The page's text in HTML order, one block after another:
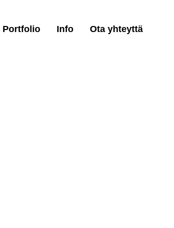
Portfolio Info Ota yhteyttä